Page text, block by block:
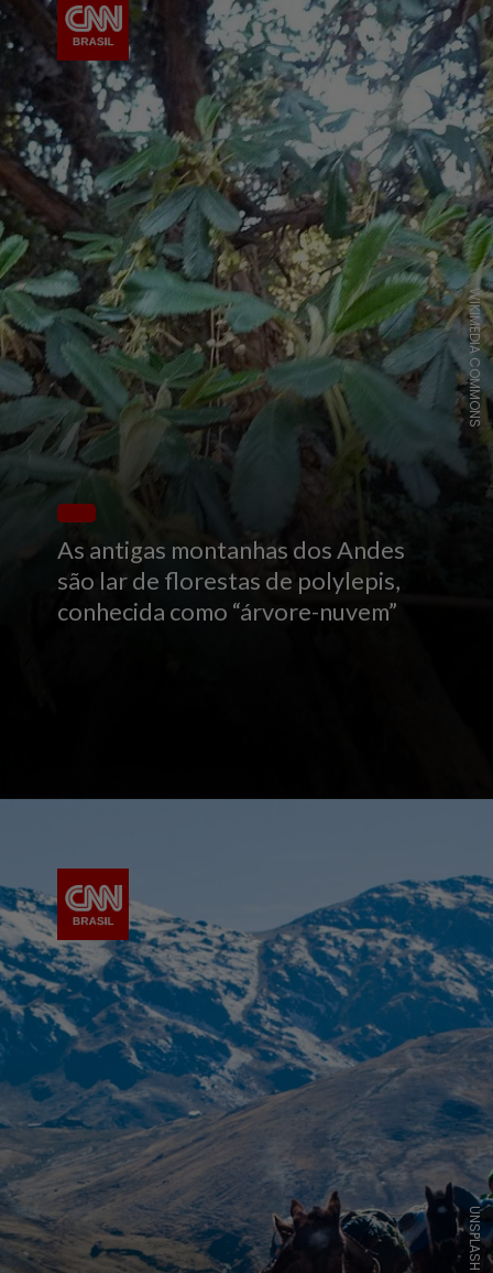
As antigas montanhas dos Andes
são lar de florestas de polylepis,
conhecida como “árvore-nuvem”
WIKIMEDIA COMMONS
UNSPLASH